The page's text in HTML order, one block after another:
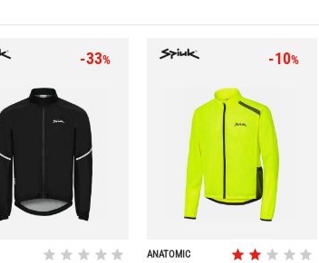
-33% -10%
ANATOMIC